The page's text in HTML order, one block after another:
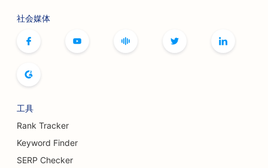
保龄球馆的搜索引擎优化
为桌游咖啡馆提供搜索引擎优化
隆胸服务搜索引擎优化
自助餐厅搜索引擎优化
社会媒体
工具
Rank Tracker
Keyword Finder
SERP Checker